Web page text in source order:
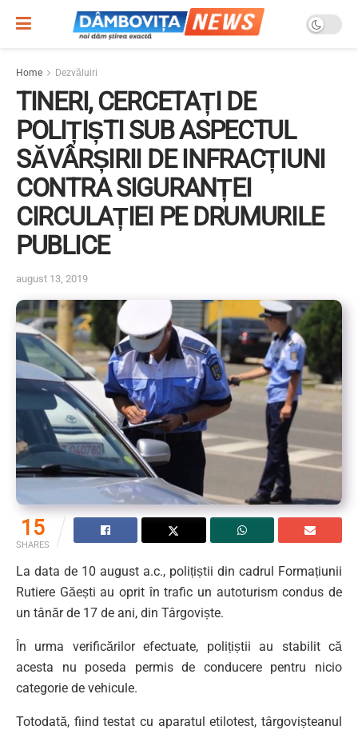
Home Dezvăluiri
TINERI, CERCETAȚI DE
POLIȚIȘTI SUB ASPECTUL
SĂVÂRȘIRII DE INFRACȚIUNI
CONTRA SIGURANȚEI
CIRCULAȚIEI PE DRUMURILE
PUBLICE
august 13, 2019
15
SHARES
La data de 10 august a.c., polițiștii din cadrul Formațiunii
Rutiere Găești au oprit în trafic un autoturism condus de
un tânăr de 17 de ani, din Târgoviște.
În urma verificărilor efectuate, polițiștii au stabilit că
acesta nu poseda permis de conducere pentru nicio
categorie de vehicule.
Totodată, fiind testat cu aparatul etilotest, târgovișteanul